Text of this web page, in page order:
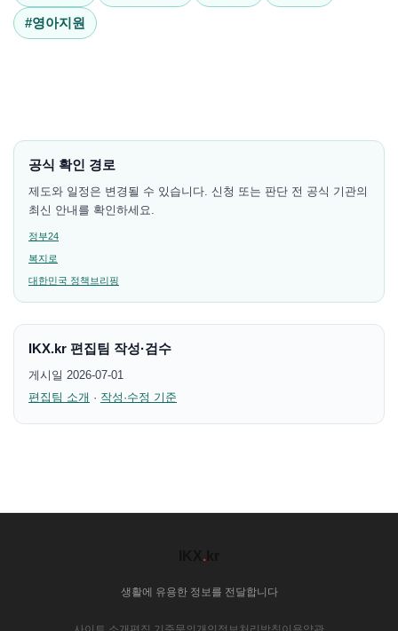
#영아지원
공식 확인 경로
제도와 일정은 변경될 수 있습니다. 신청 또는 판단 전 공식 기관의
최신 안내를 확인하세요.
정부24
복지로
대한민국 정책브리핑
IKX.kr 편집팀 작성·검수
게시일 2026-07-01
편집팀 소개 · 작성·수정 기준
.
생활에 유용한 정보를 전달합니다